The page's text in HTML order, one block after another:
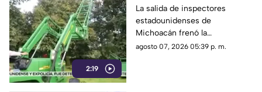
2:19
Michoacán tras salida
de inspectores de
Estados Unidos
La salida de inspectores
estadounidenses de
Michoacán frenó la
exportación de aguacate y
agosto 07, 2026 05:39 p. m.